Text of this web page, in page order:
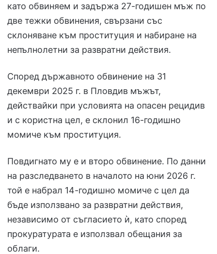
като обвиняем и задържа 27-годишен мъж по
две тежки обвинения, свързани със
склоняване към проституция и набиране на
непълнолетни за развратни действия.
Според държавното обвинение на 31
декември 2025 г. в Пловдив мъжът,
действайки при условията на опасен рецидив
и с користна цел, е склонил 16-годишно
момиче към проституция.
Повдигнато му е и второ обвинение. По данни
на разследването в началото на юни 2026 г.
той е набрал 14-годишно момиче с цел да
бъде използвано за развратни действия,
независимо от съгласието ѝ, като според
прокуратурата е използвал обещания за
облаги.